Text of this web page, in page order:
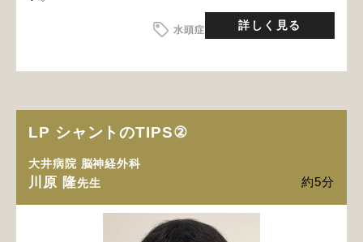
水頭症 詳しく見る
LP シャントのTIPS②
大井病院 脳神経外科
川原 隆先生 約5分